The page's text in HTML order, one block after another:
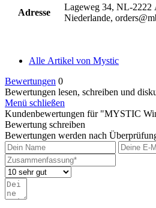
Adresse
Lageweg 34, NL-2222
Niederlande,
Alle Artikel von Mystic
Bewertungen 0
Bewertungen lesen, schreiben und
Menü schließen
Kundenbewertungen für "MYSTIC
Bewertung schreiben
Bewertungen werden nach